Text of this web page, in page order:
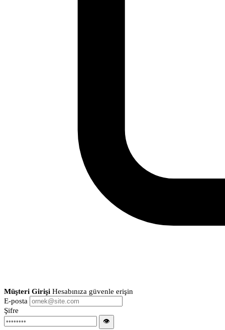
Müşteri Girişi Hesabınıza güvenle erişin
E-posta
Şifre
👁